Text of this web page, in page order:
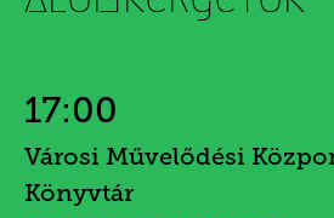
17:00
Városi Művelődési
Könyvtár